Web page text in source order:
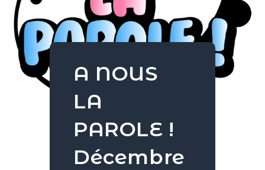
A NOUS
LA
PAROLE !
Décembre